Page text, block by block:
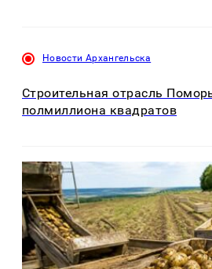
Новости Архангельска
Строительная отрасль
полмиллиона квадратов